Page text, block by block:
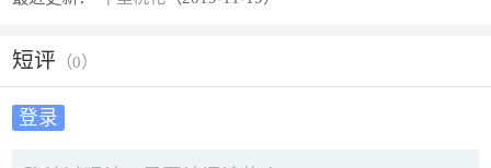
短评 （0）
登录